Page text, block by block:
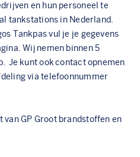
en hun personeel te
tankstations in Nederland.
Tankpas vul je je gegevens
Wij nemen binnen 5
Je kunt ook contact opnemen
via telefoonnummer
vanGP Groot brandstoffen en